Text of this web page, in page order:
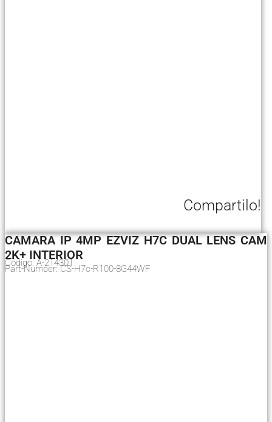
Compartilo!
CAMARA IP 4MP EZVIZ H7C DUAL LENS CAM
2K+ INTERIOR
Código: A-214301
Part-Number: CS-H7c-R100-8G44WF